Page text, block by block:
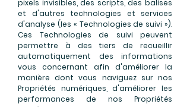
pixels invisibles, des scripts, des balises
et d'autres technologies et services
d'analyse (les « Technologies de suivi »).
Ces Technologies de suivi peuvent
permettre à des tiers de recueillir
automatiquement des informations
vous concernant afin d'améliorer la
manière dont vous naviguez sur nos
Propriétés numériques, d'améliorer les
performances de nos Propriétés